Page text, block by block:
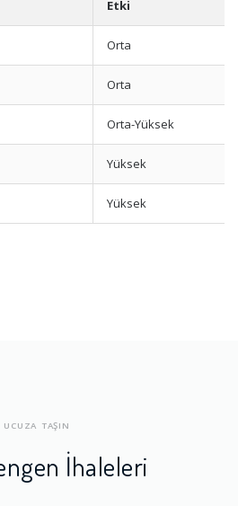
Etki
Orta
Orta
Orta-Yüksek
Yüksek
Yüksek
UCUZA TAŞIN
İhaleleri